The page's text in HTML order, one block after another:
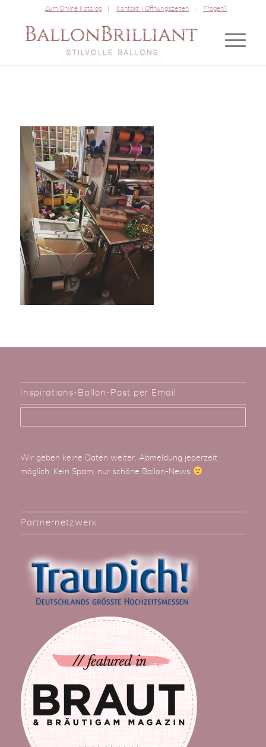
Zum Online Katalog Kontakt | Öffnungszeiten Fragen?
Inspirations-Ballon-Post per Email
Wir geben keine Daten weiter. Abmeldung jederzeit
möglich. Kein Spam, nur schöne Ballon-News
Partnernetzwerk